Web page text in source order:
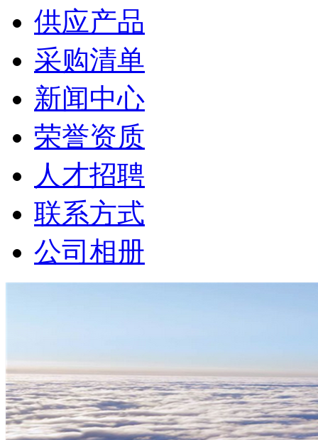
供应产品
采购清单
新闻中心
荣誉资质
人才招聘
联系方式
公司相册